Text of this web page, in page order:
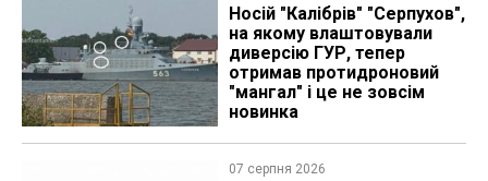
Носій "Калібрів" "Серпухов",
на якому влаштовували
диверсію ГУР, тепер
отримав протидроновий
"мангал" і це не зовсім
новинка
07 серпня 2026